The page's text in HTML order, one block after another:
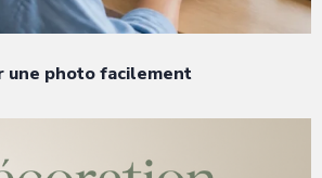
une photo facilement